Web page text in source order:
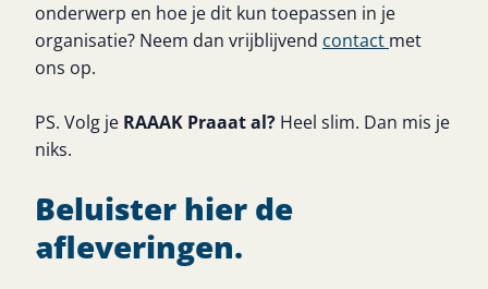
onderwerp en hoe je dit kun toepassen in je
organisatie? Neem dan vrijblijvend contact met
ons op.
PS. Volg je RAAAK Praaat al? Heel slim. Dan mis je
niks.
Beluister hier de
afleveringen.